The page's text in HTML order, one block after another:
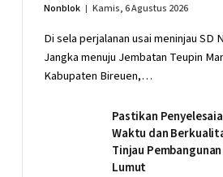
Nonblok Kamis, 6 Agustus 2026
Di sela perjalanan usai meninjau SD
Jangka menuju Jembatan Teupin
Kabupaten Bireuen,…
Pastikan
Waktu dan
Tinjau
Lumut